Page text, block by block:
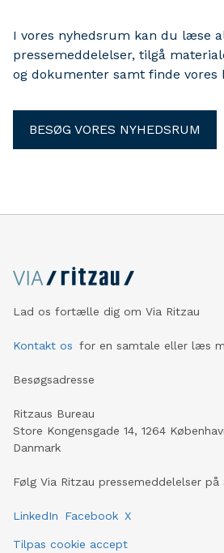
I vores nyhedsrum kan du læse
pressemeddelelser, tilgå
og dokumenter samt finde vores
BESØG VORES NYHEDSRUM
Lad os fortælle dig om Via Ritzau
Kontakt os for en samtale eller læs
Besøgsadresse
Ritzaus Bureau
Store Kongensgade 14, 1264
Danmark
Følg Via Ritzau pressemeddelelser på
LinkedIn Facebook X
Tilpas cookie accept